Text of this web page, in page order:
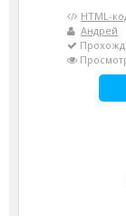
HTML-
Андрей